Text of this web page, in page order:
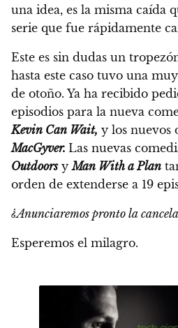
una idea, es la misma caída
serie que fue rápidamente
Este es sin dudas un
hasta este caso tuvo una
de otoño. Ya ha recibido
episodios para la nueva
Kevin Can Wait, y los nuevos
MacGyver. Las nuevas
OutdoorsyMan With a Plan
orden de extenderse a 19
¿Anunciaremos pronto la
Esperemos el milagro.